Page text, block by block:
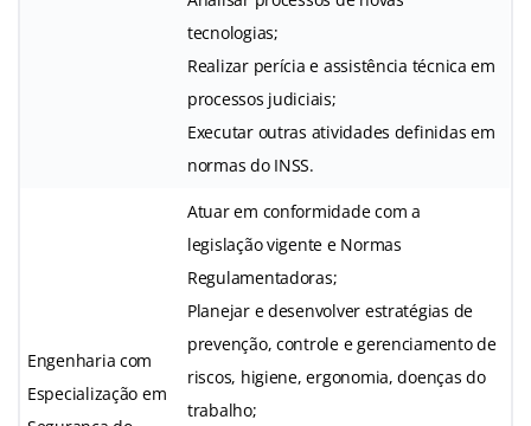
tecnologias;
Realizar perícia e assistência técnica em
processos judiciais;
Executar outras atividades definidas em
normas do INSS.
Engenharia com
Especialização em
Atuar em conformidade com a
legislação vigente e Normas
Regulamentadoras;
Planejar e desenvolver estratégias de
prevenção, controle e gerenciamento de
riscos, higiene, ergonomia, doenças do
trabalho;